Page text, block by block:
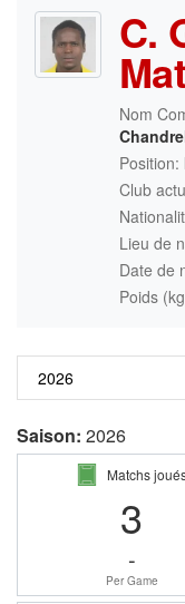
C.
Nom
Position:
Club
Lieu de
Date de
Poids
Saison: 2026
Matchs
3
-
Per Game